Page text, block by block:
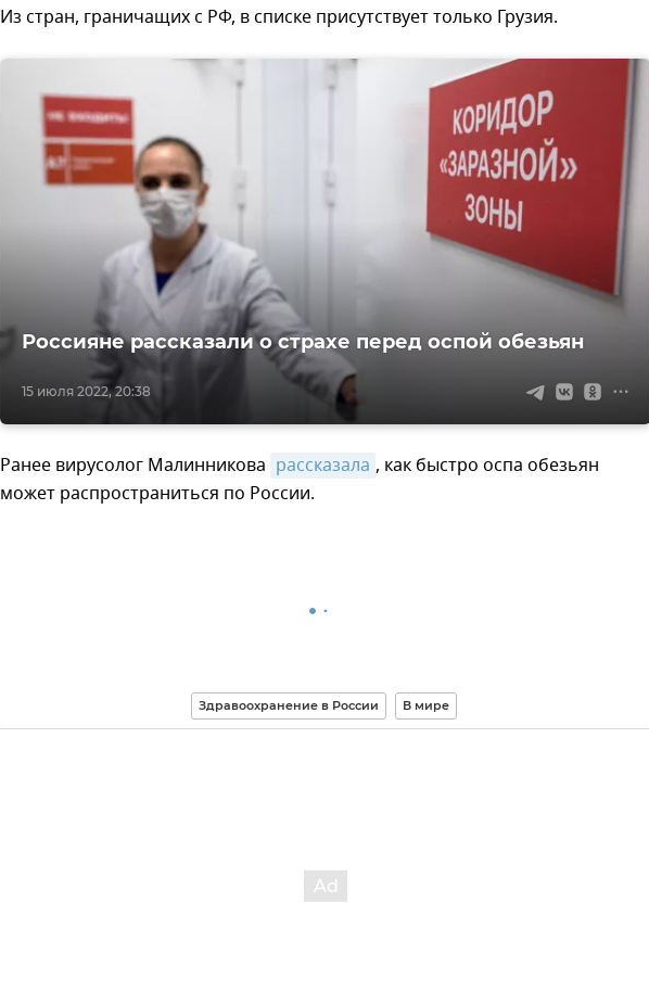
Из стран, граничащих с РФ, в списке присутствует только Грузия.
15 июля 2022, 20:38
Россияне рассказали о страхе перед оспой обезьян
Ранее вирусолог Малинникова рассказала , как быстро оспа обезьян
может распространиться по России.
Здравоохранение в России В мире